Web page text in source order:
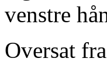
venstre
Oversat